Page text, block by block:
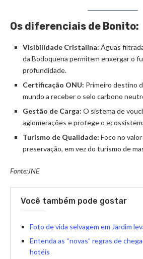
Os diferenciais de Bonito:
Visibilidade Cristalina: Águas
da Bodoquena permitem enxergar o
profundidade.
Certificação ONU: Primeiro destino
mundo a receber o selo carbono
Gestão de Carga: O sistema de
aglomerações e protege o
Turismo de Qualidade: Foco no
preservação, em vez do turismo de
Fonte:JNE
Você também pode gostar
Foto de vida selvagem em Jardim
Entenda as “novas” regras de
hotéis